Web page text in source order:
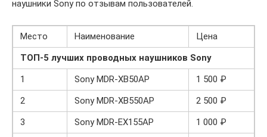
наушники Sony по отзывам пользователей.
Место Наименование
Цена
ТОП-5 лучших проводных наушников Sony
1
Sony MDR-XB50AP
1 500 ₽
2
Sony MDR-XB550AP
2 500 ₽
3
Sony MDR-EX155AP
1 000 ₽